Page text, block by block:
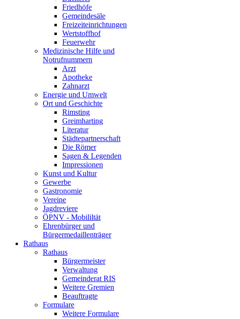
Friedhöfe
Gemeindesäle
Freizeiteinrichtungen
Wertstoffhof
Feuerwehr
Medizinische Hilfe und
Notrufnummern
Arzt
Apotheke
Zahnarzt
Energie und Umwelt
Ort und Geschichte
Rimsting
Greimharting
Literatur
Städtepartnerschaft
Die Römer
Sagen & Legenden
Impressionen
Kunst und Kultur
Gewerbe
Gastronomie
Vereine
Jagdreviere
ÖPNV - Mobililtät
Ehrenbürger und
Bürgermedaillenträger
Rathaus
Rathaus
Bürgermeister
Verwaltung
Gemeinderat RIS
Weitere Gremien
Beauftragte
Formulare
Weitere Formulare